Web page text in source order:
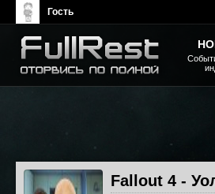
Fallout 4 -
Гость